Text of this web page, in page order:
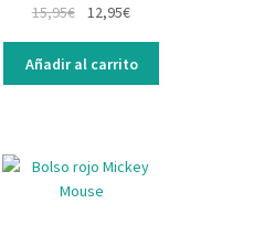
15,95€ 12,95€
Añadir al carrito